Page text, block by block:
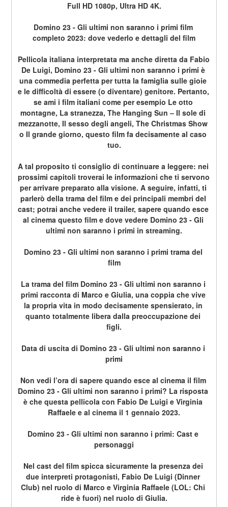
Full HD 1080p, Ultra HD 4K.
Domino 23 - Gli ultimi non saranno i primi film
completo 2023: dove vederlo e dettagli del film
Pellicola italiana interpretata ma anche diretta da Fabio
De Luigi, Domino 23 - Gli ultimi non saranno i primi è
una commedia perfetta per tutta la famiglia sulle gioie
e le difficoltà di essere (o diventare) genitore. Pertanto,
se ami i film italiani come per esempio Le otto
montagne, La stranezza, The Hanging Sun – Il sole di
mezzanotte, Il sesso degli angeli, The Christmas Show
o Il grande giorno, questo film fa decisamente al caso
tuo.
A tal proposito ti consiglio di continuare a leggere: nei
prossimi capitoli troverai le informazioni che ti servono
per arrivare preparato alla visione. A seguire, infatti, ti
parlerò della trama del film e dei principali membri del
cast; potrai anche vedere il trailer, sapere quando esce
al cinema questo film e dove vedere Domino 23 - Gli
ultimi non saranno i primi in streaming.
Domino 23 - Gli ultimi non saranno i primi trama del
film
La trama del film Domino 23 - Gli ultimi non saranno i
primi racconta di Marco e Giulia, una coppia che vive
la propria vita in modo decisamente spensierato, in
quanto totalmente libera dalla preoccupazione dei
figli.
Data di uscita di Domino 23 - Gli ultimi non saranno i
primi
Non vedi l’ora di sapere quando esce al cinema il film
Domino 23 - Gli ultimi non saranno i primi? La risposta
è che questa pellicola con Fabio De Luigi e Virginia
Raffaele e al cinema il 1 gennaio 2023.
Domino 23 - Gli ultimi non saranno i primi: Cast e
personaggi
Nel cast del film spicca sicuramente la presenza dei
due interpreti protagonisti, Fabio De Luigi (Dinner
Club) nel ruolo di Marco e Virginia Raffaele (LOL: Chi
ride è fuori) nel ruolo di Giulia.